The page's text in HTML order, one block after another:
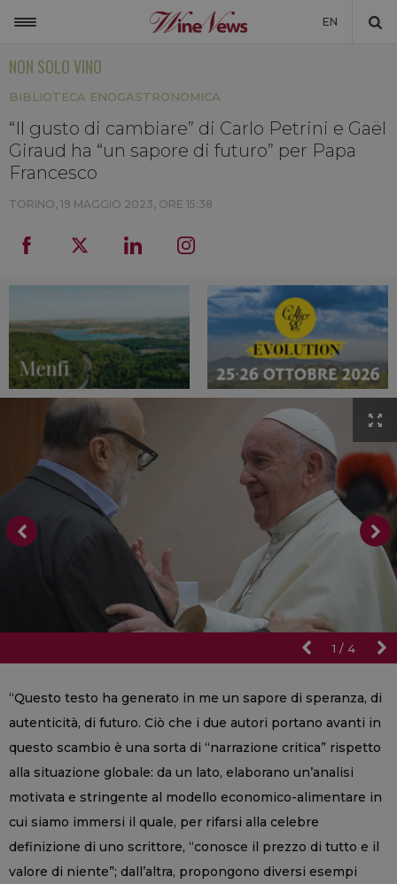
EN
MONDO
NON SOLO VINO
LA CANTINA DI WINENEWS
DICONO DI NOI
NON SOLO VINO
BIBLIOTECA ENOGASTRONOMICA
“Il gusto di cambiare” di Carlo Petrini e Gaël
Giraud ha “un sapore di futuro” per Papa
Francesco
TORINO, 19 MAGGIO 2023, ORE 15:38
1 / 4
“Questo testo ha generato in me un sapore di speranza, di
autenticità, di futuro. Ciò che i due autori portano avanti in
questo scambio è una sorta di “narrazione critica” rispetto
alla situazione globale: da un lato, elaborano un’analisi
motivata e stringente al modello economico-alimentare in
cui siamo immersi il quale, per rifarsi alla celebre
definizione di uno scrittore, “conosce il prezzo di tutto e il
valore di niente”; dall’altra, propongono diversi esempi